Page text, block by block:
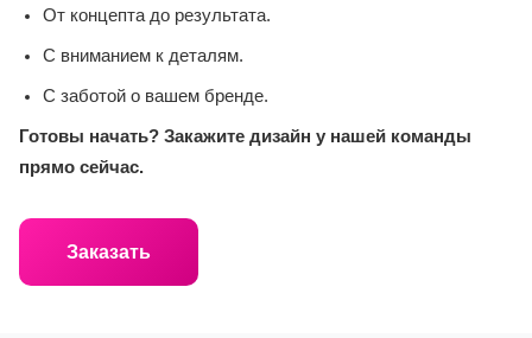
От концепта до результата.
С вниманием к деталям.
С заботой о вашем бренде.
Готовы начать? Закажите дизайн у нашей команды
прямо сейчас.
Заказать